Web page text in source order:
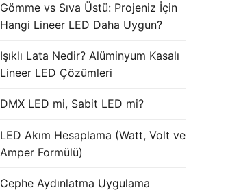
Gömme vs Sıva Üstü: Projeniz İçin
Hangi Lineer LED Daha Uygun?
Işıklı Lata Nedir? Alüminyum Kasalı
Lineer LED Çözümleri
DMX LED mi, Sabit LED mi?
LED Akım Hesaplama (Watt, Volt ve
Amper Formülü)
Cephe Aydınlatma Uygulama